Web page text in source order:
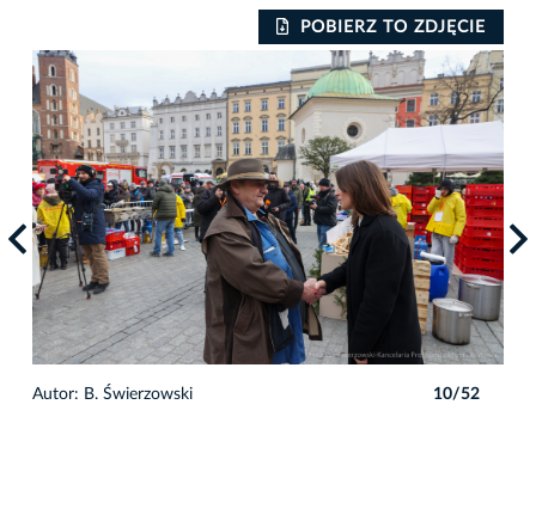
POBIERZ TO ZDJĘCIE
Autor: B. Świerzowski 10/52